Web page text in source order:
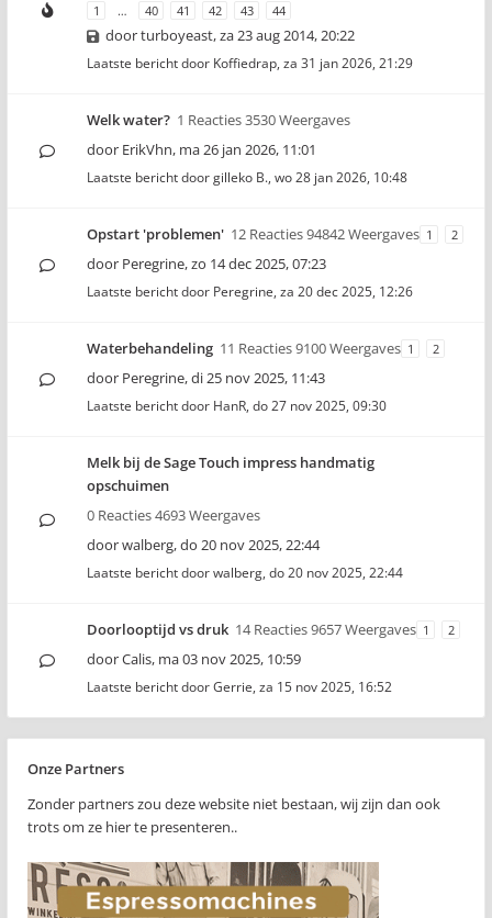
1 … 40 41 42 43 44
doorturboyeast,za 23 aug 2014, 20:22
Laatste bericht door Koffiedrap, za 31 jan 2026, 21:29
Welk water? 1 Reacties 3530 Weergaves
door ErikVhn, ma 26 jan 2026, 11:01
Laatste bericht doorgilleko B., wo 28 jan 2026, 10:48
Opstart 'problemen' 12 Reacties 94842 Weergaves 1 2
door Peregrine,zo 14 dec 2025, 07:23
Laatste bericht door Peregrine, za 20 dec 2025, 12:26
Waterbehandeling 11 Reacties 9100 Weergaves 1 2
door Peregrine,di 25 nov 2025, 11:43
Laatste bericht door HanR, do 27 nov 2025, 09:30
Melk bij de Sage Touch impress handmatig
opschuimen
0 Reacties 4693 Weergaves
doorwalberg,do 20 nov 2025, 22:44
Laatste bericht doorwalberg, do 20 nov 2025, 22:44
Doorlooptijd vs druk 14 Reacties 9657 Weergaves 1 2
doorCalis, ma 03 nov 2025, 10:59
Laatste bericht doorGerrie, za 15 nov 2025, 16:52
Onze Partners
Zonder partners zou deze website niet bestaan, wij zijn dan ook
trots om ze hier te presenteren..